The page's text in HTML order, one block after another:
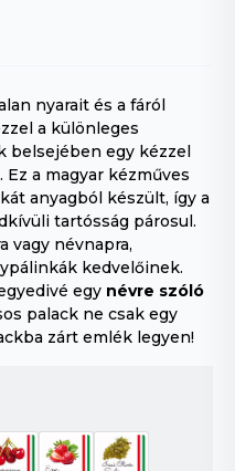
nyarait és a fáról
a különleges
belsejében egy kézzel
Ez a magyar kézműves
anyagból készült, így a
tartósság párosul.
vagy névnapra,
kedvelőinek.
egy névre szóló
palack ne csak egy
zárt emlék legyen!